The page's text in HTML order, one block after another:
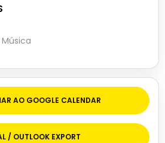
AO GOOGLE CALENDAR
/ OUTLOOK EXPORT